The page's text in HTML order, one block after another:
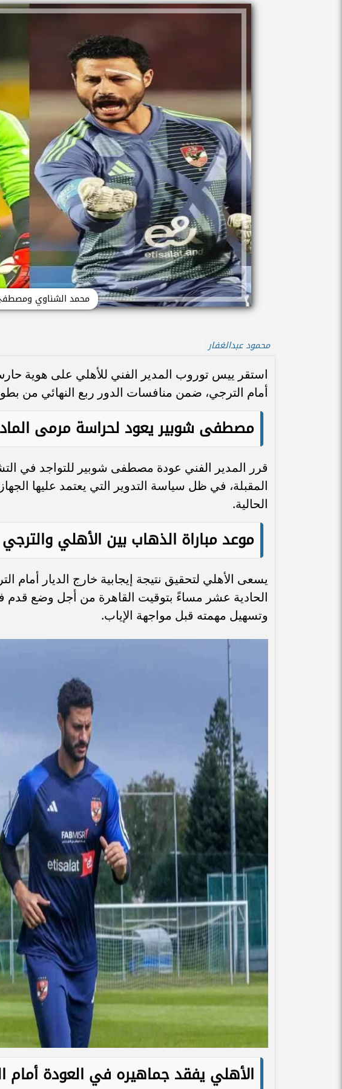
محمد الشناوي
محمود عبدالغفار
استقر ييس توروب المدير الفني للأهلي على هوية
أمام الترجي، ضمن منافسات الدور ربع النهائي من
مصطفى شوبير يعود لحراسة مرمى
قرر المدير الفني عودة مصطفى شوبير للتواجد في
المقبلة، في ظل سياسة التدوير التي يعتمد عليها
الحالية.
موعد مباراة الذهاب بين الأهلي
يسعى الأهلي لتحقيق نتيجة إيجابية خارج الديار أمام
الحادية عشر مساءً بتوقيت القاهرة من أجل وضع قدم
وتسهيل مهمته قبل مواجهة الإياب.
الأهلي يفقد جماهيره في العودة أمام